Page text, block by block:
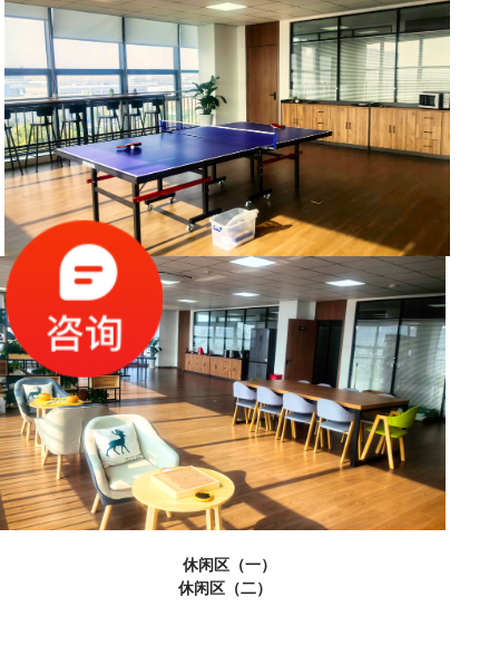
休闲区（一）
休闲区（二）